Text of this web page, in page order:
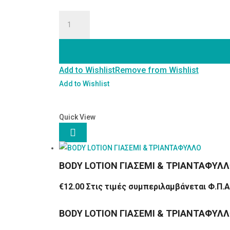
Add to WishlistRemove from Wishlist
Add to Wishlist
Quick View

BODY LOTION ΓΙΑΣΕΜΙ &
€12.00 Στις τιμές συμπεριλαμβάνεται Φ.Π.Α
BODY LOTION ΓΙΑΣΕΜΙ &